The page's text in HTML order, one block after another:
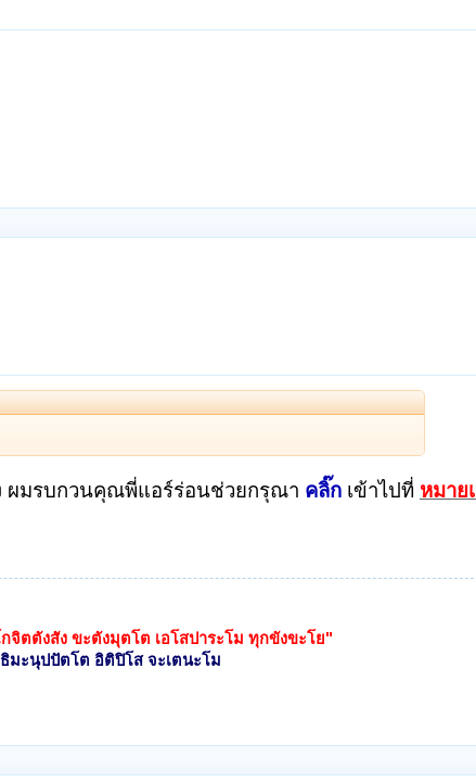
ผมรบกวนคุณพี่แอร์ร่อนช่วยกรุณา คลิ๊ก เข้าไปที่ หมาย
จิตตังสัง ขะตังมุตโต เอโสปาระโม ทุกขังขะโย"
ะนุปปัตโต อิติปิโส จะเตนะโม